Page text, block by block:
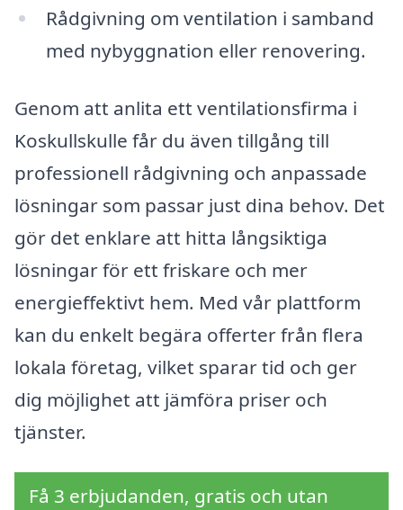
Rådgivning om ventilation i samband
med nybyggnation eller renovering.
Genom att anlita ett ventilationsfirma i
Koskullskulle får du även tillgång till
professionell rådgivning och anpassade
lösningar som passar just dina behov. Det
gör det enklare att hitta långsiktiga
lösningar för ett friskare och mer
energieffektivt hem. Med vår plattform
kan du enkelt begära offerter från flera
lokala företag, vilket sparar tid och ger
dig möjlighet att jämföra priser och
tjänster.
Få 3 erbjudanden, gratis och utan